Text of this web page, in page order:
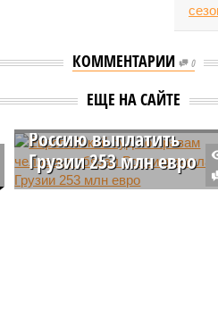
КОММЕНТАРИИ 0
ЕЩЕ НА САЙТЕ
Европейский суд по
правам человека обязал
Россию выплатить
Грузии 253 млн евро
ЕСПЧ принял решение